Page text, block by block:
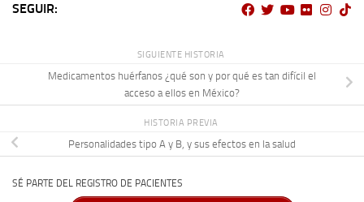
SEGUIR:
SIGUIENTE HISTORIA
Medicamentos huérfanos ¿qué son y por qué es tan difícil el
acceso a ellos en México?
HISTORIA PREVIA
Personalidades tipo A y B, y sus efectos en la salud
SÉ PARTE DEL REGISTRO DE PACIENTES